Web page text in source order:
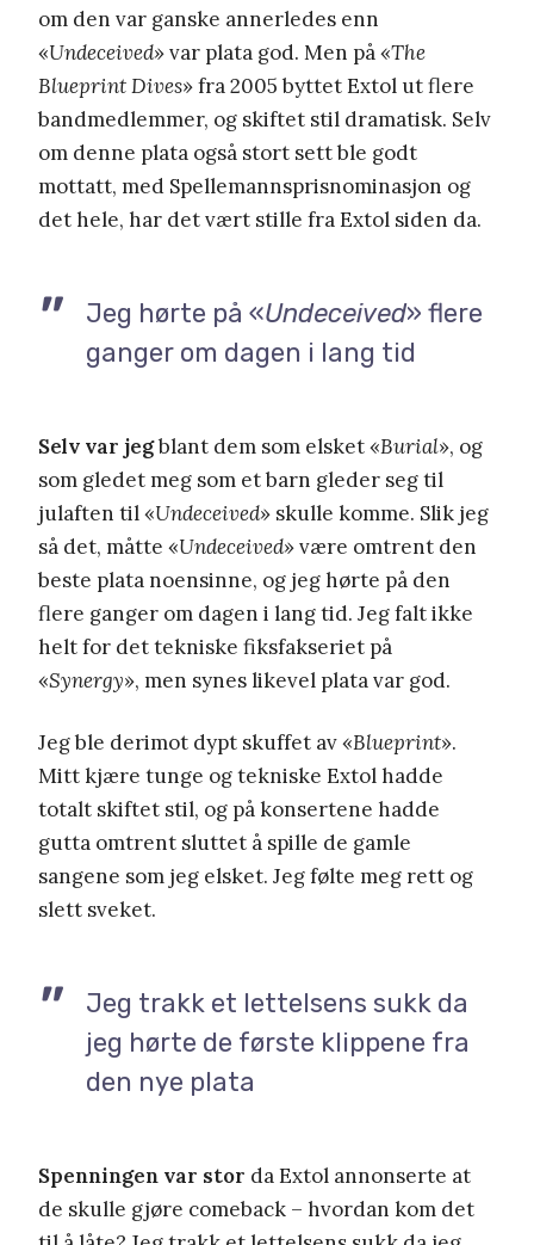
om den var ganske annerledes enn
«Undeceived» var plata god. Men på «The
Blueprint Dives» fra 2005 byttet Extol ut flere
bandmedlemmer, og skiftet stil dramatisk. Selv
om denne plata også stort sett ble godt
mottatt, med Spellemannsprisnominasjon og
det hele, har det vært stille fra Extol siden da.
Jeg hørte på «Undeceived» flere
ganger om dagen i lang tid
Selv var jegblant dem som elsket «Burial», og
som gledet meg som et barn gleder seg til
julaften til «Undeceived» skulle komme. Slik jeg
så det, måtte «Undeceived» være omtrent den
beste plata noensinne, og jeg hørte på den
flere ganger om dagen i lang tid. Jeg falt ikke
helt for det tekniske fiksfakseriet på
«Synergy», men synes likevel plata var god.
Jeg ble derimot dypt skuffet av «Blueprint».
Mitt kjære tunge og tekniske Extol hadde
totalt skiftet stil, og på konsertene hadde
gutta omtrent sluttet å spille de gamle
sangene som jeg elsket. Jeg følte meg rett og
slett sveket.
Jeg trakk et lettelsens sukk da
jeg hørte de første klippene fra
den nye plata
Spenningen var stor da Extol annonserte at
de skulle gjøre comeback – hvordan kom det